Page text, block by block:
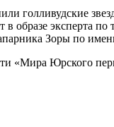
голливудские
в образе эксперта
Зоры по